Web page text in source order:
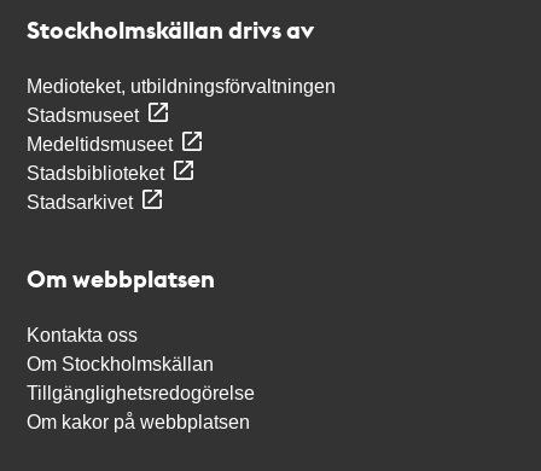
Stockholmskällan drivs av
Medioteket, utbildningsförvaltningen
Stadsmuseet
Medeltidsmuseet
Stadsbiblioteket
Stadsarkivet
Om webbplatsen
Kontakta oss
Om Stockholmskällan
Tillgänglighetsredogörelse
Om kakor på webbplatsen